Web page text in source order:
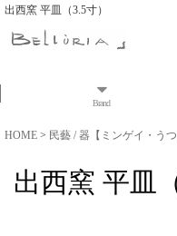
出西窯 平皿（3.5寸）
Brand
HOME > 民藝 / 器【ミンゲイ・うつ
出西窯 平皿